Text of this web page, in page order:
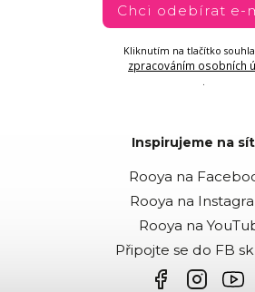
Chci odebírat e-
Kliknutím na tlačítko
zpracováním osobních
.
Inspirujeme na
Rooya na
Rooya na
Rooya na
Připojte se do FB